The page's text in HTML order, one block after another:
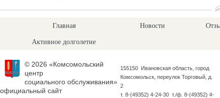
Главная Новости
Активное долголетие
© 2026 «Комсомольский
центр
социального обслуживания»
официальный сайт
155150 Ивановская область, город
Комсомольск, переулок Торговый, д.
2
т. 8-(49352) 4-24-30 т./ф. 8-(49352) 4-